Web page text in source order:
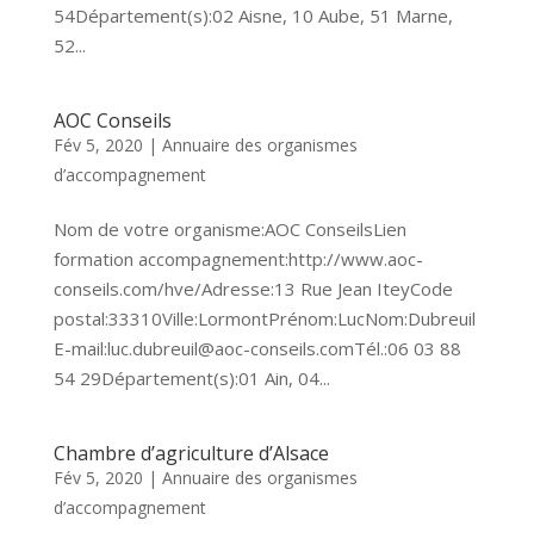
54Département(s):02 Aisne, 10 Aube, 51 Marne,
52...
AOC Conseils
Fév 5, 2020 | Annuaire des organismes
d’accompagnement
Nom de votre organisme:AOC ConseilsLien
formation accompagnement:http://www.aoc-
conseils.com/hve/Adresse:13 Rue Jean IteyCode
postal:33310Ville:LormontPrénom:LucNom:Dubreuil
E-mail:luc.dubreuil@aoc-conseils.comTél.:06 03 88
54 29Département(s):01 Ain, 04...
Chambre d’agriculture d’Alsace
Fév 5, 2020 | Annuaire des organismes
d’accompagnement